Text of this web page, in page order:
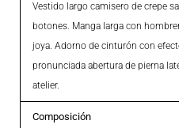
Vestido largo camisero de crepe
botones. Manga larga con
joya. Adorno de cinturón con
pronunciada abertura de pierna
atelier.
Composición